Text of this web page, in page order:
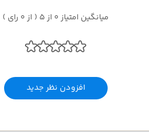
میانگین امتیاز 0 از 5 ( از 0 رای )
افزودن نظر جدید